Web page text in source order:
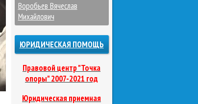
Воробьев Вячеслав
Михайлович
ЮРИДИЧЕСКАЯ ПОМОЩЬ
Правовой центр "Точка
опоры" 2007-2021 год
Юридическая приемная